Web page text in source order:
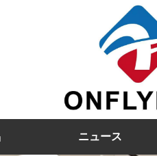
ニュース